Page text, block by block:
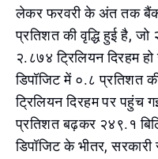
लेकर फरवरी के अंत तक बैंक
प्रतिशत की वृद्धि हुई है,
२.८७४ ट्रिलियन दिरहम
डिपॉजिट में ०.८ प्रतिशत
ट्रिलियन दिरहम पर पहुंच
प्रतिशत बढ़कर २४९.१
डिपॉजिट के भीतर,